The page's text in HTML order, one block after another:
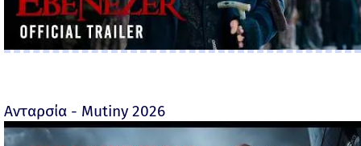
Ανταρσία - Mutiny 2026